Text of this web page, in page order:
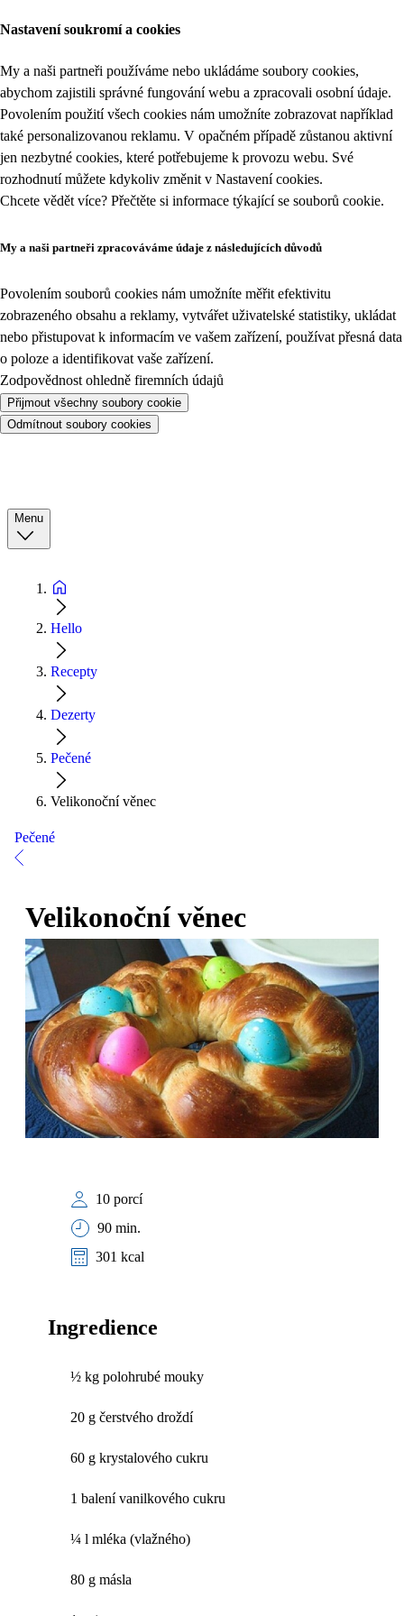
Nastavení soukromí a cookies
My a naši partneři používáme nebo ukládáme soubory cookies,
abychom zajistili správné fungování webu a zpracovali osobní údaje.
Povolením použití všech cookies nám umožníte zobrazovat například
také personalizovanou reklamu. V opačném případě zůstanou aktivní
jen nezbytné cookies, které potřebujeme k provozu webu. Své
rozhodnutí můžete kdykoliv změnit v Nastavení cookies.
Chcete vědět více? Přečtěte si informace týkající se souborů cookie.
My a naši partneři zpracováváme údaje z následujících důvodů
Povolením souborů cookies nám umožníte měřit efektivitu
zobrazeného obsahu a reklamy, vytvářet uživatelské statistiky, ukládat
nebo přistupovat k informacím ve vašem zařízení, používat přesná data
o poloze a identifikovat vaše zařízení.
Zodpovědnost ohledně firemních údajů
Přijmout všechny soubory cookie
Odmítnout soubory cookies
Menu
Hello
Recepty
Dezerty
Pečené
Velikonoční věnec
Pečené
Velikonoční věnec
10 porcí
90 min.
301 kcal
Ingredience
½ kg polohrubé mouky
20 g čerstvého droždí
60 g krystalového cukru
1 balení vanilkového cukru
¼ l mléka (vlažného)
80 g másla